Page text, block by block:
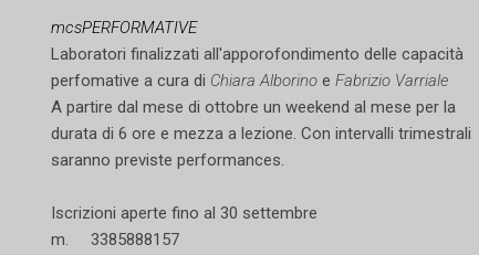
mcsPERFORMATIVE
Laboratori finalizzati all'apporofondimento delle capacità
perfomative a cura di Chiara Alborino e Fabrizio Varriale
A partire dal mese di ottobre un weekend al mese per la
durata di 6 ore e mezza a lezione. Con intervalli trimestrali
saranno previste performances.
Iscrizioni aperte fino al 30 settembre
m. 3385888157